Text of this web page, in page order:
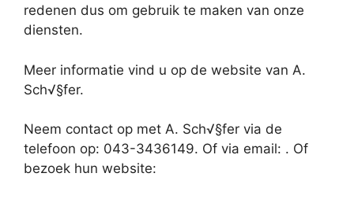
redenen dus om gebruik te maken van onze
diensten.
Meer informatie vind u op de website van A.
Sch√§fer.
Neem contact op met A. Sch√§fer via de
telefoon op: 043-3436149. Of via email: . Of
bezoek hun website: